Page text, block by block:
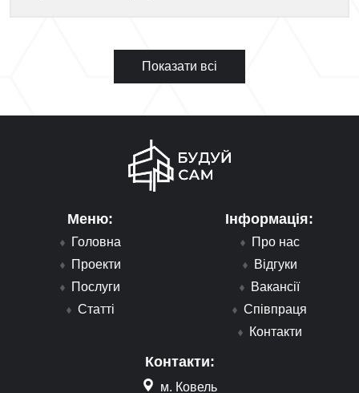
Показати всі
Меню:
Головна
Проекти
Послуги
Статті
Інформація:
Про нас
Відгуки
Вакансії
Співпраця
Контакти
Контакти:
м. Ковель